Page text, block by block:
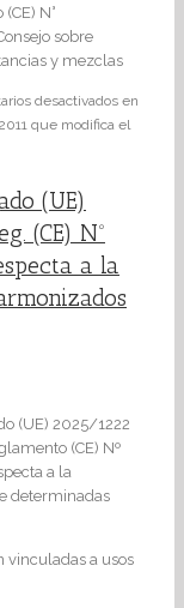
N°
sobre
y mezclas
desactivados en
que modifica el
(UE)
(CE) Nº
a la
(UE) 2025/1222
(CE) Nº
a la
determinadas
vinculadas a usos